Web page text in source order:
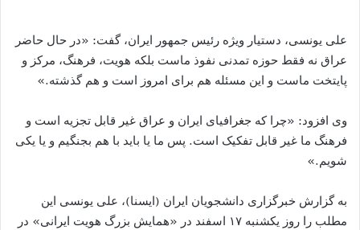
علی یونسی، دستیار ویژه رئیس جمهور ایران، گفت: «در حال حاضر
عراق نه فقط حوزه تمدنی نفوذ ماست بلکه هویت، فرهنگ، مرکز و
پایتخت ماست و این مسئله هم برای امروز است و هم گذشته.»
وی افزود: «چرا که جغرافیای ایران و عراق غیر قابل تجزیه است و
فرهنگ ما غیر قابل تفکیک است. پس ما یا باید با هم بجنگیم و یا یکی
شویم.»
به گزارش خبرگزاری دانشجویان ایران (ایسنا)، علی یونسی این
مطلب را روز یکشنبه ۱۷ اسفند در «همایش بزرگ هویت ایرانی» در